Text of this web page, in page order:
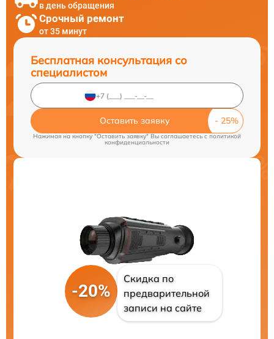
в день обращения
Срочный ремонт
от 35 минут
Бесплатная консультация со
специалистом
Оставить заявку
Нажимая на кнопку "Оставить заявку" Вы соглашаетесь cполитикой
конфиденциальности
-20%
Скидка по
предварительной
записи на сайте